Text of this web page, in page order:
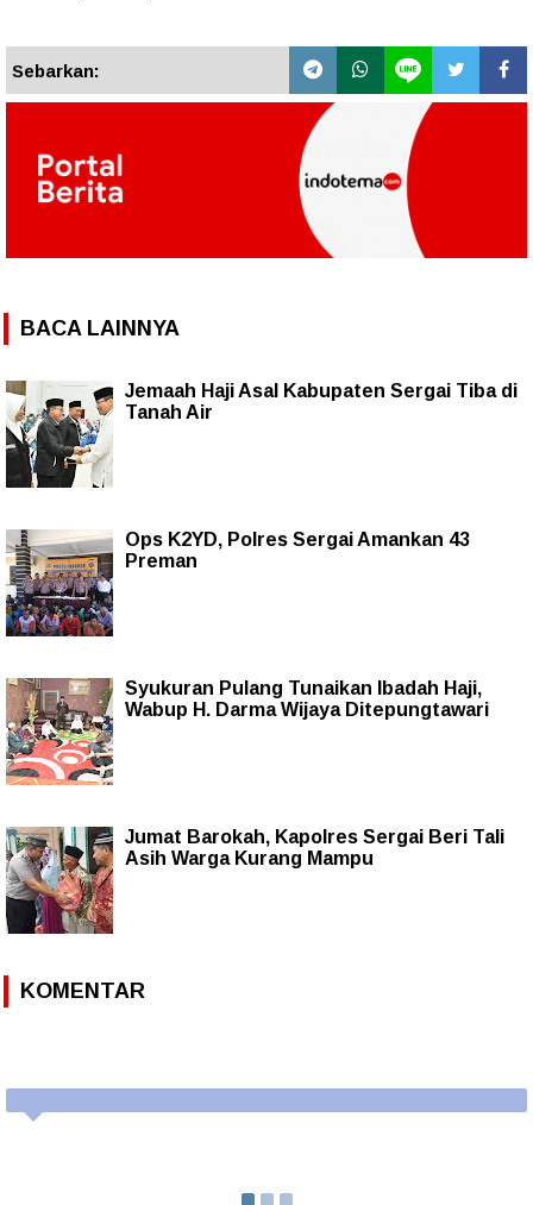
Sebarkan:
BACA LAINNYA
Jemaah Haji Asal Kabupaten Sergai Tiba di
Tanah Air
Ops K2YD, Polres Sergai Amankan 43
Preman
Syukuran Pulang Tunaikan Ibadah Haji,
Wabup H. Darma Wijaya Ditepungtawari
Jumat Barokah, Kapolres Sergai Beri Tali
Asih Warga Kurang Mampu
KOMENTAR